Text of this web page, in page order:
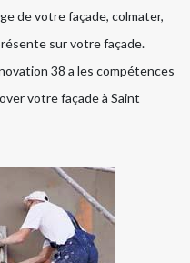
de votre façade, colmater,
sur votre façade.
38 a les compétences
votre façade à Saint